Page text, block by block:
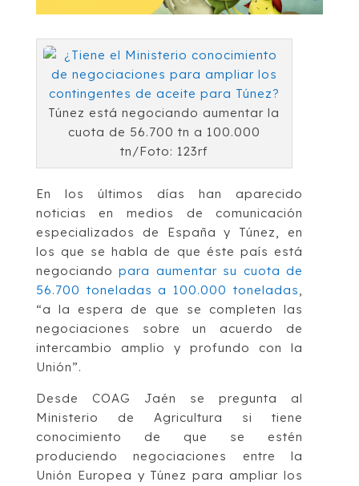
Túnez está negociando aumentar la
cuota de 56.700 tn a 100.000
tn/Foto: 123rf
En los últimos días han aparecido
noticias en medios de comunicación
especializados de España y Túnez, en
los que se habla de que éste país está
negociando para aumentar su cuota de
56.700 toneladas a 100.000 toneladas,
“a la espera de que se completen las
negociaciones sobre un acuerdo de
intercambio amplio y profundo con la
Unión”.
Desde COAG Jaén se pregunta al
Ministerio de Agricultura si tiene
conocimiento de que se estén
produciendo negociaciones entre la
Unión Europea y Túnez para ampliar los